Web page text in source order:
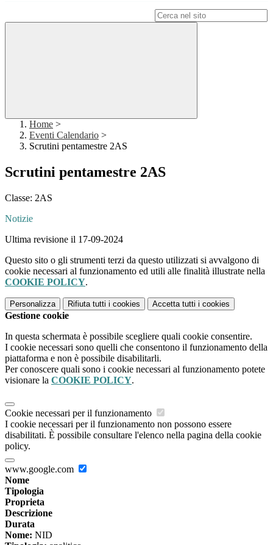
Home >
Eventi Calendario >
Scrutini pentamestre 2AS
Scrutini pentamestre 2AS
Classe: 2AS
Notizie
Ultima revisione il 17-09-2024
Questo sito o gli strumenti terzi da questo utilizzati si avvalgono di
cookie necessari al funzionamento ed utili alle finalità illustrate nella
COOKIE POLICY.
Personalizza Rifiuta tutti i cookies Accetta tutti i cookies
Gestione cookie
In questa schermata è possibile scegliere quali cookie consentire.
I cookie necessari sono quelli che consentono il funzionamento della
piattaforma e non è possibile disabilitarli.
Per conoscere quali sono i cookie necessari al funzionamento potete
visionare la COOKIE POLICY.
Cookie necessari per il funzionamento
I cookie necessari per il funzionamento non possono essere
disabilitati. È possibile consultare l'elenco nella pagina della cookie
policy.
www.google.com
Nome
Tipologia
Proprieta
Descrizione
Durata
Nome: NID